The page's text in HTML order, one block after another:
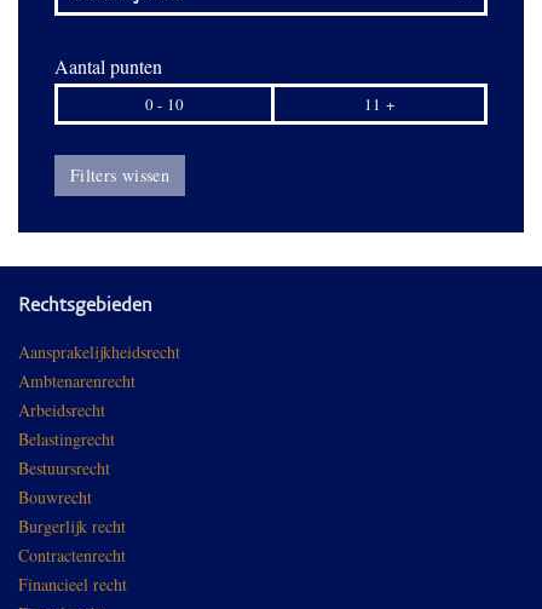
Aantal punten
0 - 10 11 +
Filters wissen
Rechtsgebieden
Aansprakelijkheidsrecht
Ambtenarenrecht
Arbeidsrecht
Belastingrecht
Bestuursrecht
Bouwrecht
Burgerlijk recht
Contractenrecht
Financieel recht